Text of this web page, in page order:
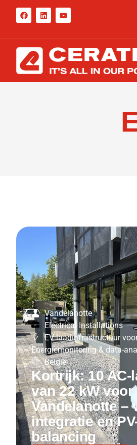
Vandelanotte
Electrical Installations
EV-laadinfrastructuur
Energiemonitoring & data-
België
Kortrijk: 10 AC-
van 22 kW voor
Vandelanotte –
integratie en
balancing